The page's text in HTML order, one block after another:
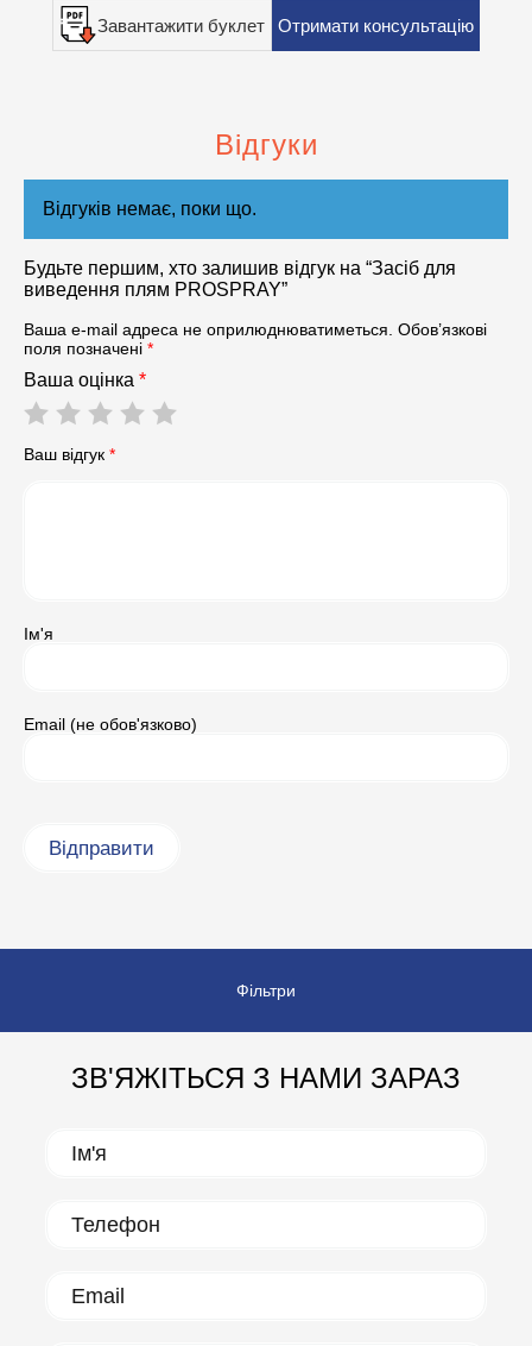
Завантажити буклет Отримати консультацію
Відгуки
Відгуків немає, поки що.
Будьте першим, хто залишив відгук на “Засіб для
виведення плям PROSPRAY”
Ваша e-mail адреса не оприлюднюватиметься. Обов’язкові
поля позначені *
Ваша оцінка *
Ваш відгук *
Ім'я
Email (не обов'язково)
Фільтри
ЗВ'ЯЖІТЬСЯ З НАМИ ЗАРАЗ